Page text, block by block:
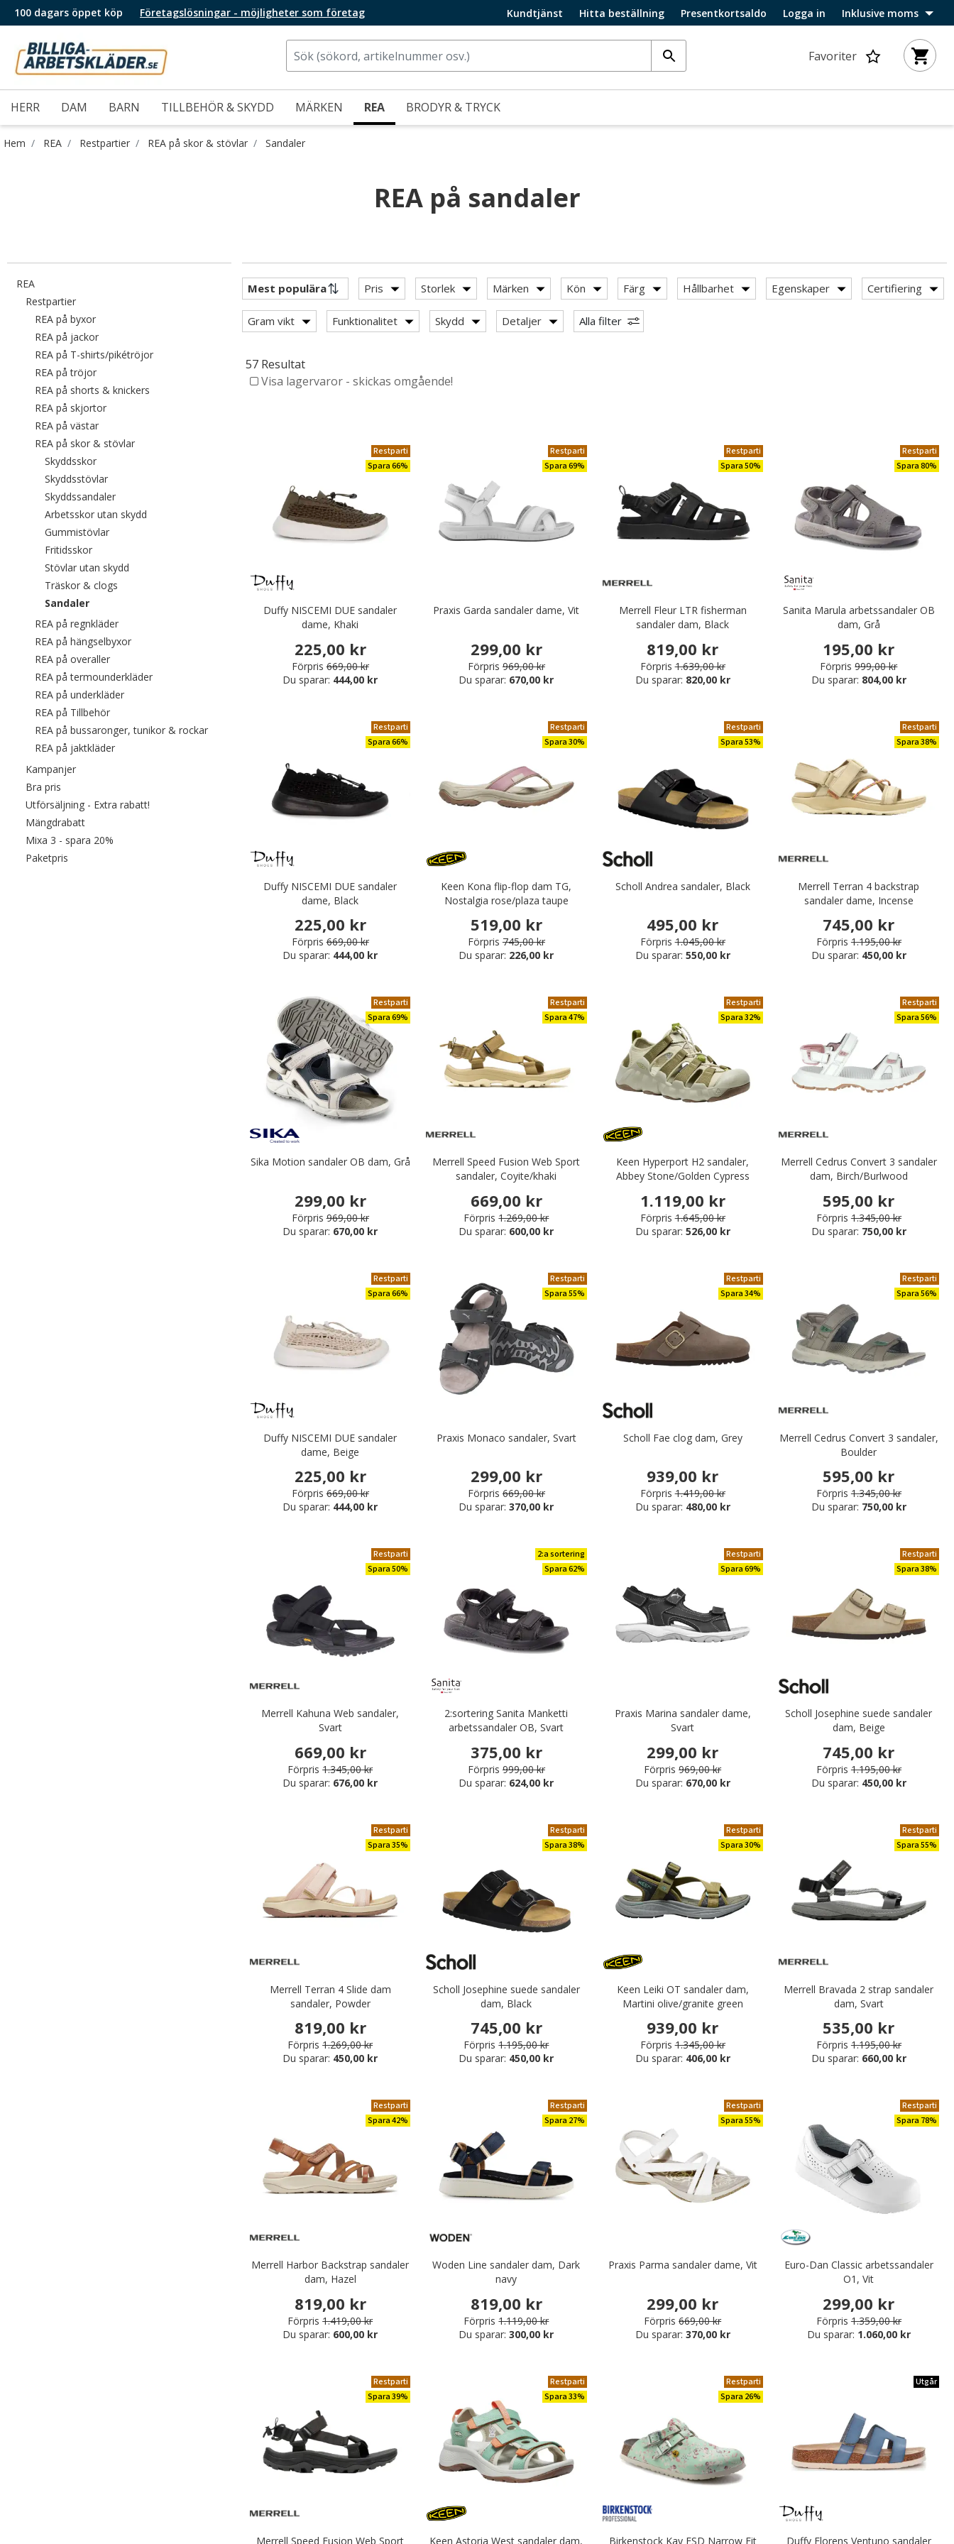
100 dagars öppet köp Företagslösningar - möjligheter som företag Kundtjänst Hitta beställning Presentkortsaldo Logga in Inklusive moms
Favoriter
HERR DAM BARN TILLBEHÖR & SKYDD MÄRKEN REA BRODYR & TRYCK
Hem REA Restpartier REA på skor & stövlar Sandaler
REA på sandaler
REAFiltrera efter category: REA
RestpartierFiltrera efter category: Restpartier
REA på byxorFiltrera efter category: REA på byxor
REA på jackorFiltrera efter category: REA på jackor
REA på T-shirts/pikétröjorFiltrera efter category: REA på T-shirts/pikétröjor
REA på tröjorFiltrera efter category: REA på tröjor
REA på shorts & knickers Filtrera efter category: REA på shorts & knickers
REA på skjortorFiltrera efter category: REA på skjortor
REA på västarFiltrera efter category: REA på västar
REA på skor & stövlarFiltrera efter category: REA på skor & stövlar
SkyddsskorFiltrera efter category: Skyddsskor
SkyddsstövlarFiltrera efter category: Skyddsstövlar
SkyddssandalerFiltrera efter category: Skyddssandaler
Arbetsskor utan skyddFiltrera efter category: Arbetsskor utan skydd
GummistövlarFiltrera efter category: Gummistövlar
FritidsskorFiltrera efter category: Fritidsskor
Stövlar utan skyddFiltrera efter category: Stövlar utan skydd
Träskor & clogsFiltrera efter category: Träskor & clogs
SandalerValda För närvarande sorterad efter category: Sandaler
REA på regnkläderFiltrera efter category: REA på regnkläder
REA på hängselbyxorFiltrera efter category: REA på hängselbyxor
REA på overallerFiltrera efter category: REA på overaller
REA på termounderkläderFiltrera efter category: REA på termounderkläder
REA på underkläderFiltrera efter category: REA på underkläder
REA på TillbehörFiltrera efter category: REA på Tillbehör
REA på bussaronger, tunikor & rockarFiltrera efter category: REA på bussaronger, tunikor & rockar
REA på jaktkläderFiltrera efter category: REA på jaktkläder
KampanjerFiltrera efter category: Kampanjer
Bra pris
Utförsäljning - Extra rabatt! Filtrera efter category: Utförsäljning - Extra rabatt!
MängdrabattFiltrera efter category: Mängdrabatt
Mixa 3 - spara 20%
Paketpris
Pris Storlek Märken Kön Färg Hållbarhet Egenskaper Certifiering
Gram vikt Funktionalitet Skydd Detaljer Alla filter
57 Resultat
Visa lagervaror - skickas omgående!
Restparti
Spara 66%
Duffy NISCEMI DUE sandaler
dame, Khaki
225,00 kr
Förpris 669,00 kr
Du sparar: 444,00 kr
Restparti
Spara 69%
Praxis Garda sandaler dame, Vit
299,00 kr
Förpris 969,00 kr
Du sparar: 670,00 kr
Restparti
Spara 50%
Merrell Fleur LTR fisherman
sandaler dam, Black
819,00 kr
Förpris 1.639,00 kr
Du sparar: 820,00 kr
Restparti
Spara 80%
Sanita Marula arbetssandaler OB
dam, Grå
195,00 kr
Förpris 999,00 kr
Du sparar: 804,00 kr
Restparti
Spara 66%
Duffy NISCEMI DUE sandaler
dame, Black
225,00 kr
Förpris 669,00 kr
Du sparar: 444,00 kr
Restparti
Spara 30%
Keen Kona flip-flop dam TG,
Nostalgia rose/plaza taupe
519,00 kr
Förpris 745,00 kr
Du sparar: 226,00 kr
Restparti
Spara 53%
Scholl Andrea sandaler, Black
495,00 kr
Förpris 1.045,00 kr
Du sparar: 550,00 kr
Restparti
Spara 38%
Merrell Terran 4 backstrap
sandaler dame, Incense
745,00 kr
Förpris 1.195,00 kr
Du sparar: 450,00 kr
Restparti
Spara 69%
Sika Motion sandaler OB dam, Grå
299,00 kr
Förpris 969,00 kr
Du sparar: 670,00 kr
Restparti
Spara 47%
Merrell Speed Fusion Web Sport
sandaler, Coyite/khaki
669,00 kr
Förpris 1.269,00 kr
Du sparar: 600,00 kr
Restparti
Spara 32%
Keen Hyperport H2 sandaler,
Abbey Stone/Golden Cypress
1.119,00 kr
Förpris 1.645,00 kr
Du sparar: 526,00 kr
Restparti
Spara 56%
Merrell Cedrus Convert 3 sandaler
dam, Birch/Burlwood
595,00 kr
Förpris 1.345,00 kr
Du sparar: 750,00 kr
Restparti
Spara 66%
Duffy NISCEMI DUE sandaler
dame, Beige
225,00 kr
Förpris 669,00 kr
Du sparar: 444,00 kr
Restparti
Spara 55%
Praxis Monaco sandaler, Svart
299,00 kr
Förpris 669,00 kr
Du sparar:370,00 kr
Restparti
Spara 34%
Scholl Fae clog dam, Grey
939,00 kr
Förpris 1.419,00 kr
Du sparar: 480,00 kr
Restparti
Spara 56%
Merrell Cedrus Convert 3 sandaler,
Boulder
595,00 kr
Förpris 1.345,00 kr
Du sparar: 750,00 kr
Restparti
Spara 50%
Merrell Kahuna Web sandaler,
Svart
669,00 kr
Förpris 1.345,00 kr
Du sparar: 676,00 kr
2:a sortering
Spara 62%
2:sortering Sanita Manketti
arbetssandaler OB, Svart
375,00 kr
Förpris 999,00 kr
Du sparar: 624,00 kr
Restparti
Spara 69%
Praxis Marina sandaler dame,
Svart
299,00 kr
Förpris 969,00 kr
Du sparar: 670,00 kr
Restparti
Spara 38%
Scholl Josephine suede sandaler
dam, Beige
745,00 kr
Förpris 1.195,00 kr
Du sparar: 450,00 kr
Restparti
Spara 35%
Merrell Terran 4 Slide dam
sandaler, Powder
819,00 kr
Förpris 1.269,00 kr
Du sparar: 450,00 kr
Restparti
Spara 38%
Scholl Josephine suede sandaler
dam, Black
745,00 kr
Förpris 1.195,00 kr
Du sparar: 450,00 kr
Restparti
Spara 30%
Keen Leiki OT sandaler dam,
Martini olive/granite green
939,00 kr
Förpris 1.345,00 kr
Du sparar: 406,00 kr
Restparti
Spara 55%
Merrell Bravada 2 strap sandaler
dam, Svart
535,00 kr
Förpris 1.195,00 kr
Du sparar: 660,00 kr
Restparti
Spara 42%
Merrell Harbor Backstrap sandaler
dam, Hazel
819,00 kr
Förpris 1.419,00 kr
Du sparar: 600,00 kr
Restparti
Spara 27%
Woden Line sandaler dam, Dark
navy
819,00 kr
Förpris 1.119,00 kr
Du sparar:300,00 kr
Restparti
Spara 55%
Praxis Parma sandaler dame, Vit
299,00 kr
Förpris 669,00 kr
Du sparar: 370,00 kr
Restparti
Spara 78%
Euro-Dan Classic arbetssandaler
O1, Vit
299,00 kr
Förpris 1.359,00 kr
Du sparar: 1.060,00 kr
Restparti
Spara 39%
Merrell Speed Fusion Web Sport
Restparti
Spara 33%
Keen Astoria West sandaler dam,
Restparti
Spara 26%
Birkenstock Kay ESD Narrow Fit
Utgår
Duffy Florens Ventuno sandaler